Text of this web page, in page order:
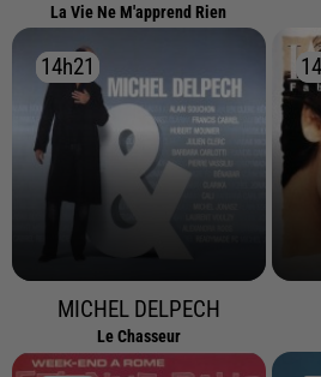
La Vie Ne M'apprend Rien
14h21
14h21
MICHEL DELPECH
Le Chasseur